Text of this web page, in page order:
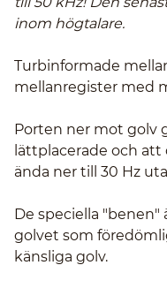
inom högtalare.
Turbinformade
mellanregister med
Porten ner mot golv
lättplacerade och att
ända ner till 30 Hz
De speciella
golvet som
känsliga golv.